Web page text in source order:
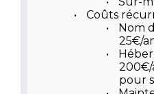
•
Coûts
•
Nom
25€/
•
pour